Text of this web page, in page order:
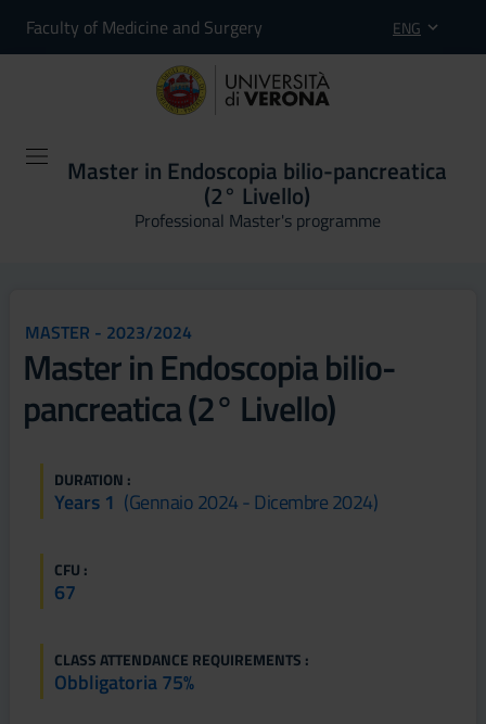
Faculty of Medicine and Surgery ENG
Master in Endoscopia bilio-pancreatica
(2° Livello)
Professional Master's programme
MASTER - 2023/2024
Master in Endoscopia bilio-
pancreatica (2° Livello)
DURATION :
Years 1 (gennaio 2024 - Dicembre 2024)
CFU :
67
CLASS ATTENDANCE REQUIREMENTS :
Obbligatoria 75%